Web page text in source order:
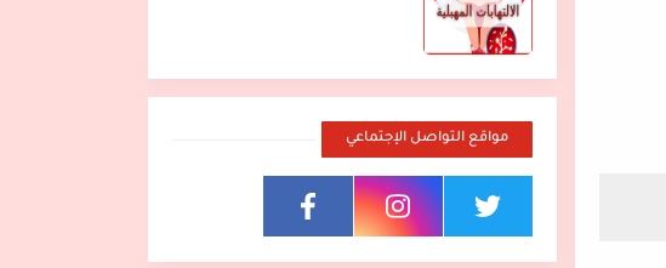
مواقع التواصل الإجتماعي